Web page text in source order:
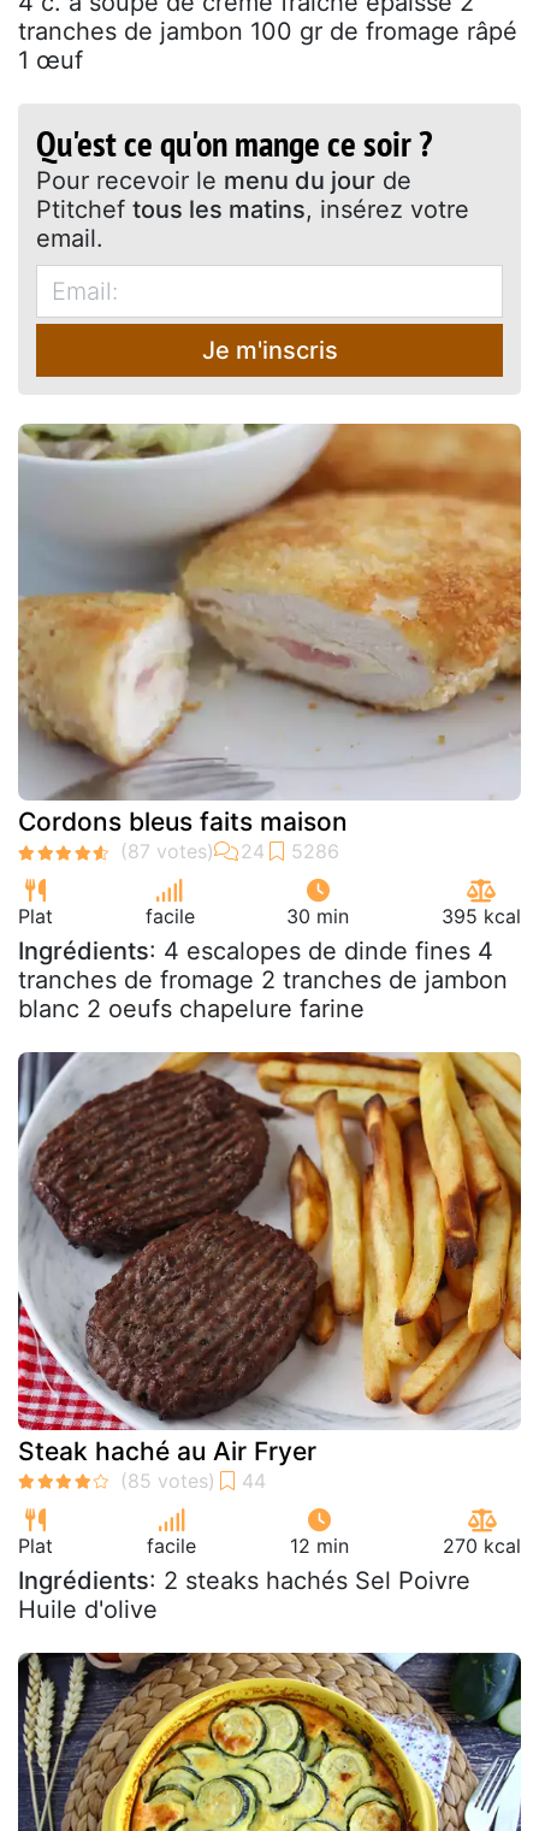
tranches de jambon 100 gr de fromage râpé
1 œuf
Qu'est ce qu'on mange ce soir ?
Pour recevoir le menu du jour de
Ptitchef tous les matins, insérez votre
email.
Je m'inscris
Cordons bleus faits maison
Plat facile 30 min 395 kcal
Ingrédients: 4 escalopes de dinde fines 4
tranches de fromage 2 tranches de jambon
blanc 2 oeufs chapelure farine
Steak haché au Air Fryer
Plat facile 12 min 270 kcal
Ingrédients: 2 steaks hachés Sel Poivre
Huile d'olive